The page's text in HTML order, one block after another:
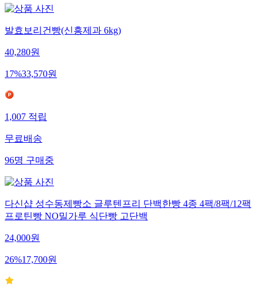
발효보리건빵(신흥제과 6kg)
40,280원
17%33,570원
1,007적립
무료배송
96명구매중
다신샵 성수동제빵소 글루텐프리 단백한빵 4종 4팩/8팩/12팩
프로틴빵 NO밀가루 식단빵 고단백
24,000원
26%17,700원